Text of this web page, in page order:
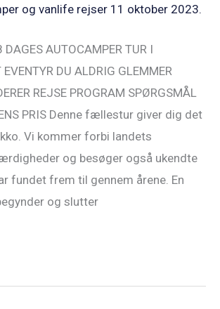
DAGES AUTOCAMPER TUR I
DU ALDRIG GLEMMER
REJSE PROGRAM SPØRGSMÅL
PRIS Denne fællestur giver dig det
Vi kommer forbi landets
og besøger også ukendte
fundet frem til gennem årene. En
og slutter